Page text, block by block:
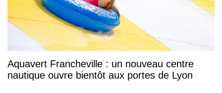
Aquavert Francheville : un nouveau centre
nautique ouvre bientôt aux portes de Lyon